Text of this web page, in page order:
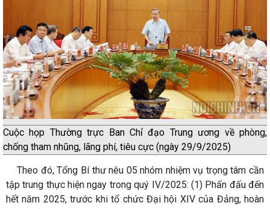
Cuộc họp Thường trực Ban Chỉ đạo Trung ương về phòng,
chống tham nhũng, lãng phí, tiêu cực (ngày 29/9/2025)
Theo đó, Tổng Bí thư nêu 05 nhóm nhiệm vụ trọng tâm cần
tập trung thực hiện ngay trong quý IV/2025: (1) Phấn đấu đến
hết năm 2025, trước khi tổ chức Đại hội XIV của Đảng, hoàn